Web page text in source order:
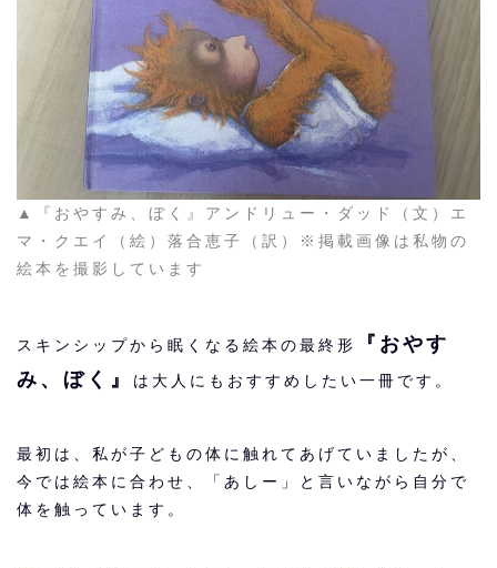
▲『おやすみ、ぼく』アンドリュー・ダッド（文）エ
マ・クエイ（絵）落合恵子（訳）※掲載画像は私物の
絵本を撮影しています
スキンシップから眠くなる絵本の最終形
『おやす
み、ぼく』
は大人にもおすすめしたい一冊です。
最初は、私が子どもの体に触れてあげていましたが、
今では絵本に合わせ、「あしー」と言いながら自分で
体を触っています。